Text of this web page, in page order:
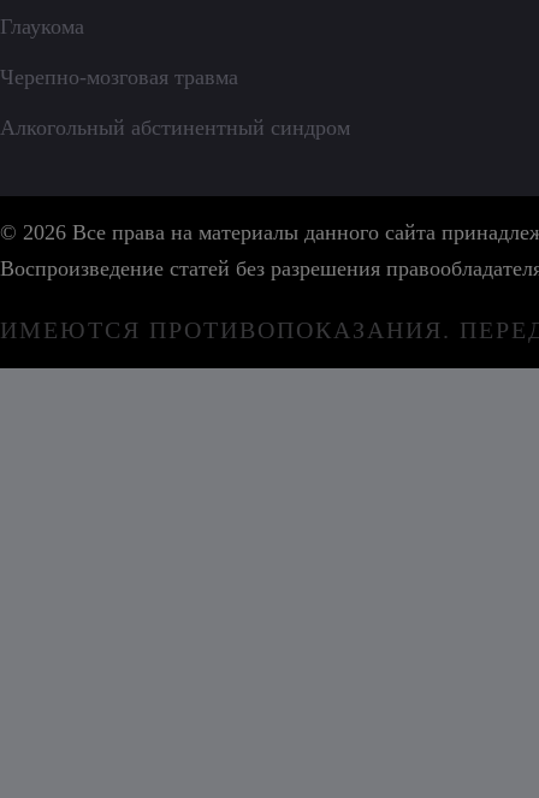
Глаукома
Черепно-мозговая травма
Алкогольный абстинентный синдром
© 2026 Все права на материалы данного сайта
Воспроизведение статей без разрешения
ИМЕЮТСЯ ПРОТИВОПОКАЗАНИЯ.